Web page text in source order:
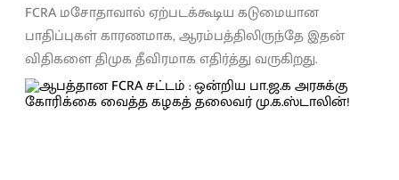
FCRA மசோதாவால் ஏற்படக்கூடிய கடுமையான
பாதிப்புகள் காரணமாக, ஆரம்பத்திலிருந்தே இதன்
விதிகளை திமுக தீவிரமாக எதிர்த்து வருகிறது.